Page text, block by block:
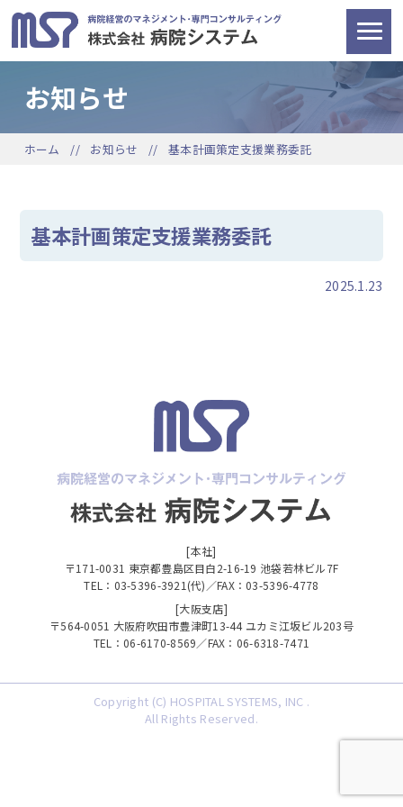
お知らせ
ホーム お知らせ 基本計画策定支援業務委託
基本計画策定支援業務委託
2025.1.23
[本社]
〒171-0031 東京都豊島区目白2-16-19 池袋若林ビル7F
TEL：03-5396-3921(代)／FAX：03-5396-4778
[大阪支店]
〒564-0051 大阪府吹田市豊津町13-44 ユカミ江坂ビル203号
TEL：06-6170-8569／FAX：06-6318-7471
Copyright (C) HOSPITAL SYSTEMS, INC .
All Rights Reserved.